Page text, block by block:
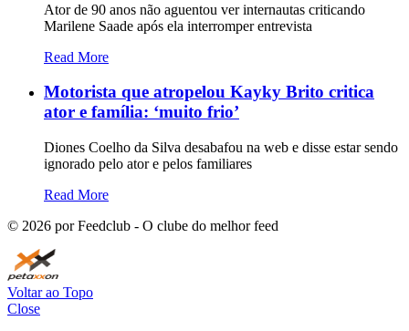
Ator de 90 anos não aguentou ver internautas criticando
Marilene Saade após ela interromper entrevista
Read More
Motorista que atropelou Kayky Brito critica
ator e família: ‘muito frio’
Diones Coelho da Silva desabafou na web e disse estar sendo
ignorado pelo ator e pelos familiares
Read More
© 2026 por Feedclub - O clube do melhor feed
Voltar ao Topo
Close